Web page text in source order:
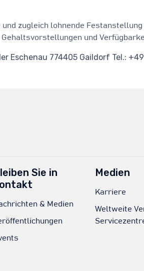
zugleich lohnende
und
Eschenau 774405 Gaildorf Tel.:
Sie in
& Medien
Medien
Karriere
Weltweite